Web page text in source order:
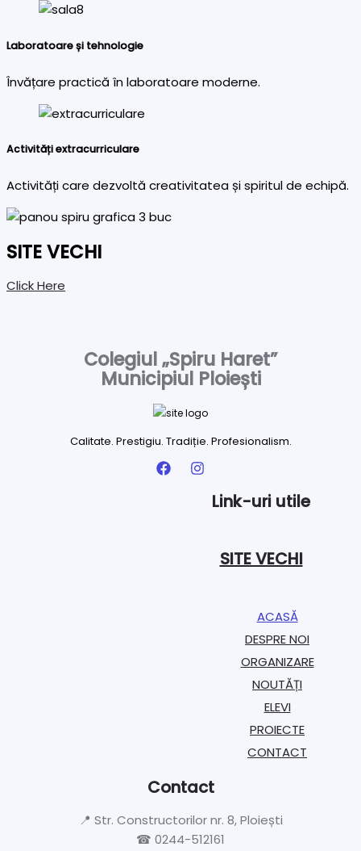
Laboratoare și tehnologie
Învățare practică în laboratoare moderne.
Activități extracurriculare
Activități care dezvoltă creativitatea și spiritul de echipă.
SITE VECHI
Click Here
Colegiul „Spiru Haret”
Municipiul Ploiești
Calitate. Prestigiu. Tradiție. Profesionalism.
Link-uri utile
SITE VECHI
ACASĂ
DESPRE NOI
ORGANIZARE​
NOUTĂȚI
ELEVI
PROIECTE​
CONTACT
Contact
📍 Str. Constructorilor nr. 8, Ploiești
☎ 0244-512161